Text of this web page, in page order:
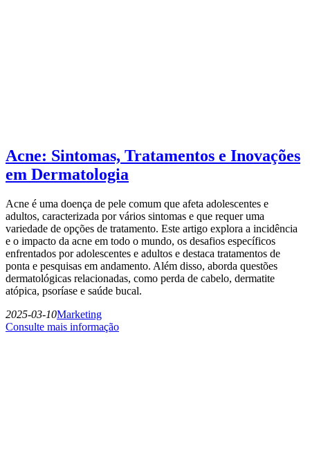
Acne: Sintomas, Tratamentos e Inovações
em Dermatologia
Acne é uma doença de pele comum que afeta adolescentes e
adultos, caracterizada por vários sintomas e que requer uma
variedade de opções de tratamento. Este artigo explora a incidência
e o impacto da acne em todo o mundo, os desafios específicos
enfrentados por adolescentes e adultos e destaca tratamentos de
ponta e pesquisas em andamento. Além disso, aborda questões
dermatológicas relacionadas, como perda de cabelo, dermatite
atópica, psoríase e saúde bucal.
2025-03-10Marketing
Consulte mais informação